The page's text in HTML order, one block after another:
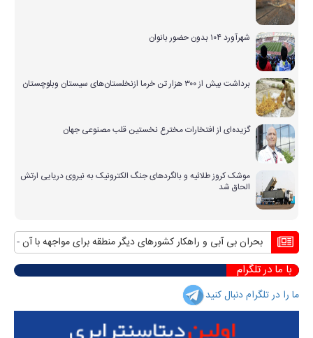
شهرآورد ۱۰۴ بدون حضور بانوان
برداشت بیش از ۳۰۰ هزار تن خرما ازنخلستان‌های سیستان وبلوچستان
گزیده‌ای از افتخارات مخترع نخستین قلب مصنوعی جهان
موشک کروز طلائیه و بالگردهای جنگ الکترونیک به نیروی دریایی ارتش
الحاق شد
بحران بی آبی و راهکار کشورهای دیگر منطقه برای مواجهه با آن منافع
با ما در تلگرام
ما را در تلگرام دنبال کنید